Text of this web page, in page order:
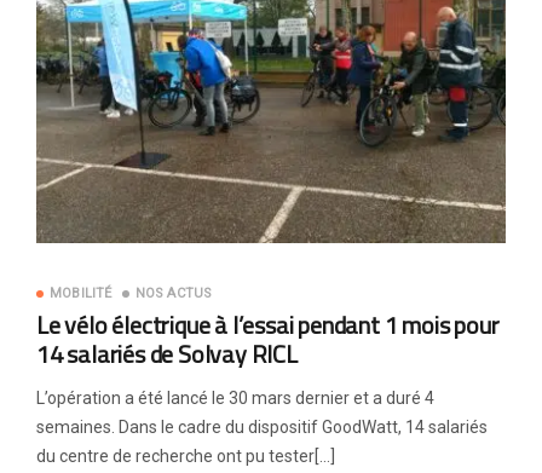
MOBILITÉ NOS ACTUS
Le vélo électrique à l’essai pendant 1 mois pour
14 salariés de Solvay RICL
L’opération a été lancé le 30 mars dernier et a duré 4
semaines. Dans le cadre du dispositif GoodWatt, 14 salariés
du centre de recherche ont pu tester[…]